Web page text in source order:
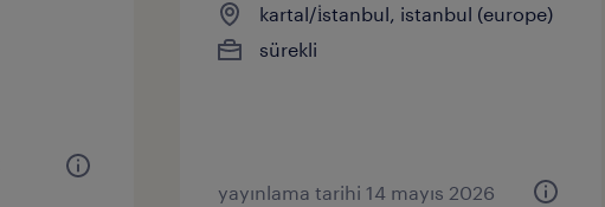
kartal/i̇stanbul, istanbul (europe)
sürekli
yayınlama tarihi 14 mayıs 2026